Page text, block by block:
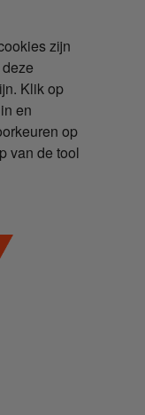
zijn
Klik op
en
op
van de tool